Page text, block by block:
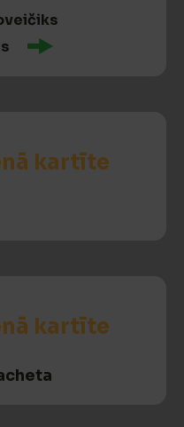
kartīte
kartīte